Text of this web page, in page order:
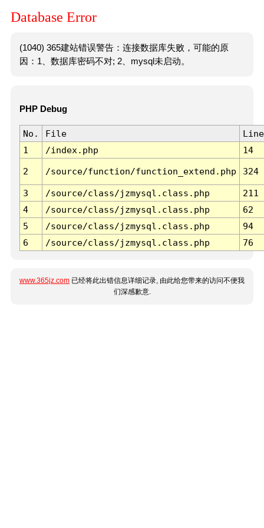
Database Error
(1040) 365建站错误警告：连接数据库失败，可能的原
因：1、数据库密码不对; 2、mysql未启动。
PHP Debug
No. File
Line
1
/index.php 14
2 /source/function/function_extend.php 324
3 /source/class/jzmysql.class.php
211
4
/source/class/jzmysql.class.php
62
5
/source/class/jzmysql.class.php
94
6
/source/class/jzmysql.class.php 76
www.365jz.com 已经将此出错信息详细记录, 由此给您带来的访问不便我
们深感歉意.